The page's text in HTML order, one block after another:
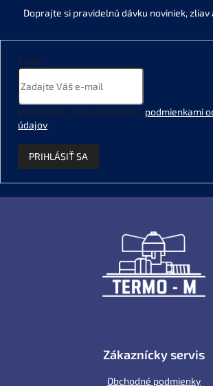
Email
Vložením e-mailu súhlasíte s podmienkami
údajov.
PRIHLÁSIŤ SA
Zákaznícky servis
Obchodné podmienky